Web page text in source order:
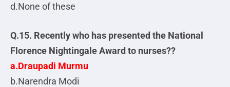
d.None of these
Q.15. Recently who has presented the National
Florence Nightingale Award to nurses??
a.Draupadi Murmu
b.Narendra Modi